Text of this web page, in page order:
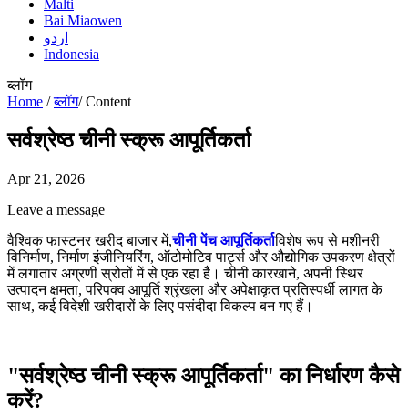
Malti
Bai Miaowen
اردو
Indonesia
ब्लॉग
Home /ब्लॉग/Content
सर्वश्रेष्ठ चीनी स्क्रू आपूर्तिकर्ता
Apr 21, 2026
Leave a message
वैश्विक फास्टनर खरीद बाजार में,चीनी पेंच आपूर्तिकर्ताविशेष रूप से मशीनरी
विनिर्माण, निर्माण इंजीनियरिंग, ऑटोमोटिव पार्ट्स और औद्योगिक उपकरण क्षेत्रों
में लगातार अग्रणी स्रोतों में से एक रहा है। चीनी कारखाने, अपनी स्थिर
उत्पादन क्षमता, परिपक्व आपूर्ति श्रृंखला और अपेक्षाकृत प्रतिस्पर्धी लागत के
साथ, कई विदेशी खरीदारों के लिए पसंदीदा विकल्प बन गए हैं।
"सर्वश्रेष्ठ चीनी स्क्रू आपूर्तिकर्ता" का निर्धारण कैसे
करें?